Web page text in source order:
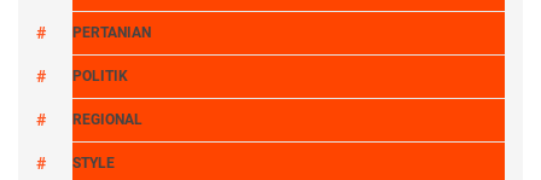
PERTANIAN
POLITIK
REGIONAL
STYLE